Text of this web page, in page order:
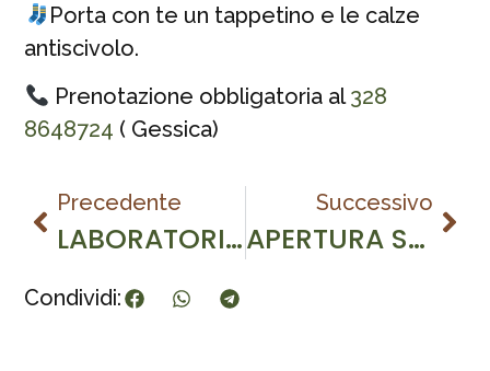
Porta con te un tappetino e le calze
antiscivolo.
Prenotazione obbligatoria al328
8648724 ( Gessica)
Precedente
LABORATORIO DI CREAZIONE CANDELE
Successivo
APERTURA STRAORDINARIA DEL PARCO DELL’OLMO
Condividi: